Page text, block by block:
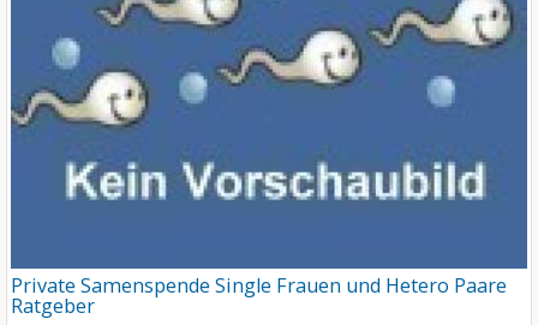
Private Samenspende Single Frauen und Hetero Paare
Ratgeber